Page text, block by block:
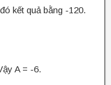
kết quả bằng -120.
A = -6.